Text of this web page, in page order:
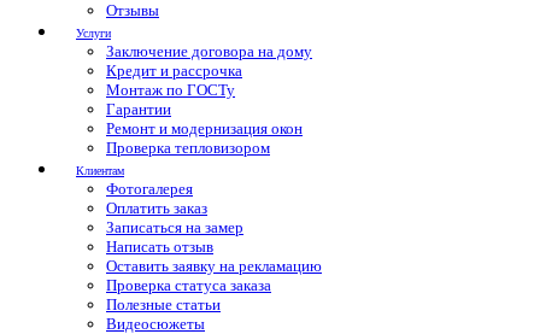
Отзывы
Услуги
Заключение договора на дому
Кредит и рассрочка
Монтаж по ГОСТу
Гарантии
Ремонт и модернизация окон
Проверка тепловизором
Клиентам
Фотогалерея
Оплатить заказ
Записаться на замер
Написать отзыв
Оставить заявку на рекламацию
Проверка статуса заказа
Полезные статьи
Видеосюжеты